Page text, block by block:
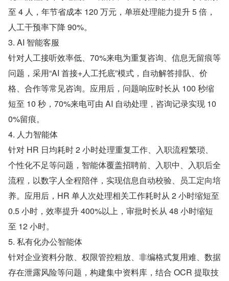
至 4 人，年节省成本 120 万元，单班处理能力提升 5 倍，
人工干预率下降 90%。
3. AI 智能客服
针对人工接听效率低、70%来电为重复咨询、信息无留痕等
问题，采用“AI 首接+人工托底”模式，自动解答排队、价
格、合作等常见咨询。应用后，问题响应时长从 100 秒缩
短至 10 秒，70%来电可由 AI 自动处理，咨询记录实现 10
0%留痕。
4. 人力智能体
针对 HR 日均耗时 2 小时处理重复工作、入职流程繁琐、
个性化不足等问题，智能体覆盖招聘前、入职中、入职后全
流程，以数字人全程陪伴，实现信息自动校验、员工定向培
养。应用后，HR 单人次处理相关工作耗时从 2 小时缩短至
0.5 小时，效率提升 400%以上，审批时长从 48 小时缩短
至 12 小时。
5. 私有化办公智能体
针对企业资料分散、权限管控粗放、非编格式复用难、数据
存在泄露风险等问题，构建集中资料库，结合 OCR 提取技